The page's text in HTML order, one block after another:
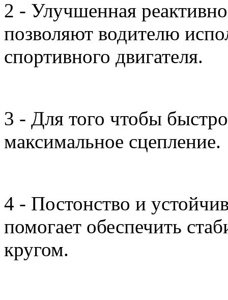
2 - Улучшенная
позволяют водителю
спортивного двигателя.
3 - Для того чтобы
максимальное сцепление.
4 - Постонство и
помогает обеспечить
кругом.